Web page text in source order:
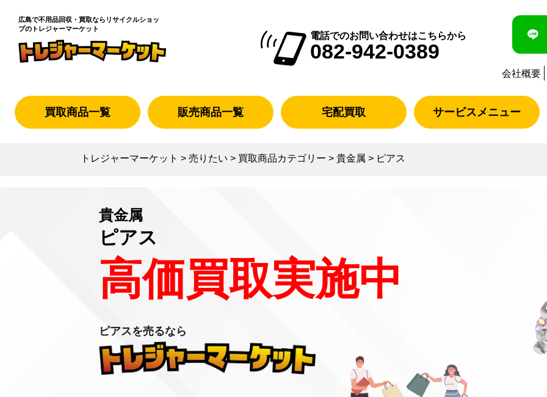
広島で不用品回収・買取なら リサイクルショッ
プのトレジャーマーケット
電話でのお問い合わせはこちらから
082-942-0389
会社概要
買取商品一覧 販売商品一覧 宅配買取 サービスメニュー
トレジャーマーケット > 売りたい > 買取商品カテゴリー > 貴金属 > ピアス
貴金属
ピアス
高価買取実施中
ピアスを売るなら